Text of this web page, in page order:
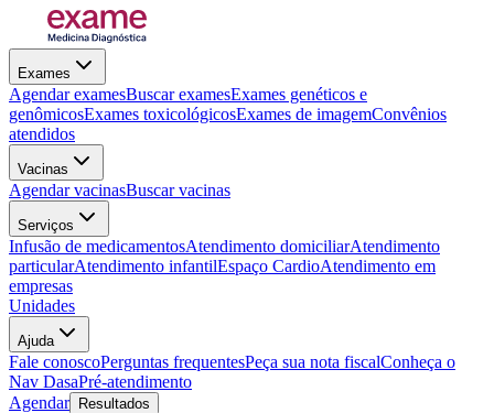
Exames
Agendar examesBuscar examesExames genéticos e
genômicosExames toxicológicosExames de imagemConvênios
atendidos
Vacinas
Agendar vacinasBuscar vacinas
Serviços
Infusão de medicamentosAtendimento domiciliarAtendimento
particularAtendimento infantilEspaço CardioAtendimento em
empresas
Unidades
Ajuda
Fale conoscoPerguntas frequentesPeça sua nota fiscalConheça o
Nav DasaPré-atendimento
Agendar
Resultados